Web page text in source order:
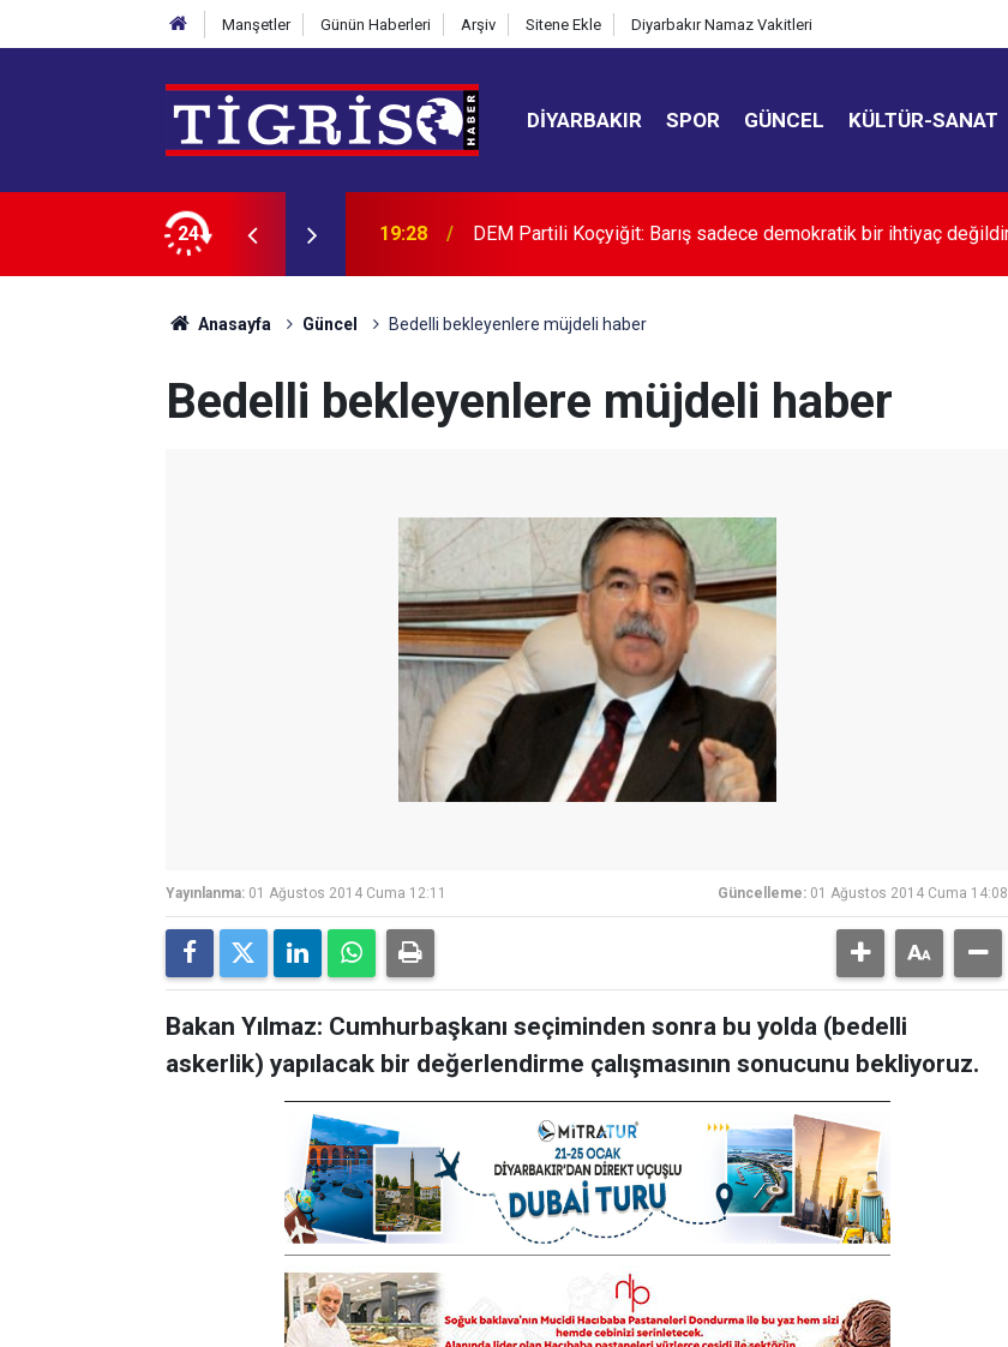
Manşetler Günün Haberleri Arşiv Sitene Ekle Diyarbakır Namaz Vakitleri
DIYARBAKIR SPOR GÜNCEL KÜLTÜR-SANAT
24
demokratik bir ihtiyaç değildir 19:09
güçlenecektir
Anasayfa Güncel Bedelli bekleyenlere müjdeli haber
Bedelli bekleyenlere müjdeli haber
Yayınlanma: 01 Ağustos 2014 Cuma 12:11 Güncelleme: 01 Ağustos 2014 Cuma 14:08
Bakan Yılmaz: Cumhurbaşkanı seçiminden sonra bu yolda (bedelli
askerlik) yapılacak bir değerlendirme çalışmasının sonucunu bekliyoruz.